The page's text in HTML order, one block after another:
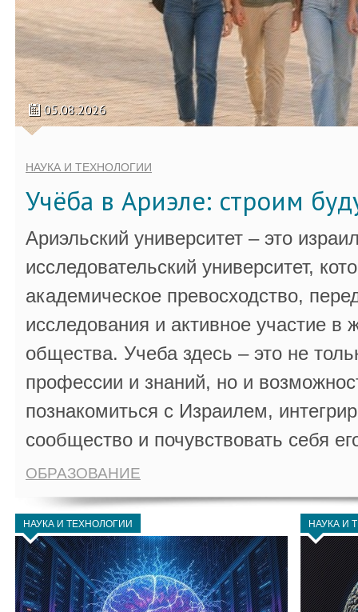
05.08.2026
НАУКА И ТЕХНОЛОГИИ
Учёба в Ариэле: строим
Ариэльский университет – это
исследовательский университет,
академическое превосходство,
исследования и активное участие в
общества. Учеба здесь – это не
профессии и знаний, но и
познакомиться с Израилем,
сообщество и почувствовать себя
ОБРАЗОВАНИЕ
НАУКА И ТЕХНОЛОГИИ НАУКА И